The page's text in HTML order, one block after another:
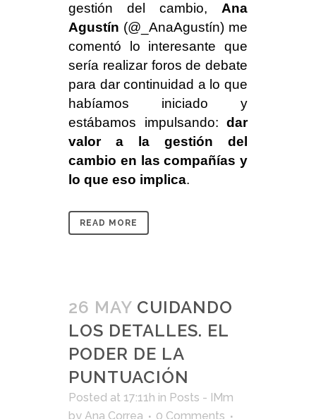
gestión del cambio, Ana
Agustín (@_AnaAgustín) me
comentó lo interesante que
sería realizar foros de debate
para dar continuidad a lo que
habíamos iniciado y
estábamos impulsando: dar
valor a la gestión del
cambio en las compañías y
lo que eso implica.
READ MORE
26 MAY CUIDANDO
LOS DETALLES. EL
PODER DE LA
PUNTUACIÓN
Posted at 17:11h in Posts - IMm
by Ana Correa 0 Comments